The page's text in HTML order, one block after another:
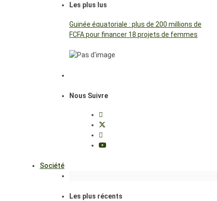
Les plus lus
Guinée équatoriale : plus de 200 millions de
FCFA pour financer 18 projets de femmes
Nous Suivre
Société
Les plus récents